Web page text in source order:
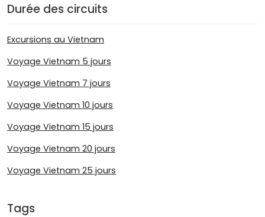
Durée des circuits
Excursions au Vietnam
Voyage Vietnam 5 jours
Voyage Vietnam 7 jours
Voyage Vietnam 10 jours
Voyage Vietnam 15 jours
Voyage Vietnam 20 jours
Voyage Vietnam 25 jours
Tags